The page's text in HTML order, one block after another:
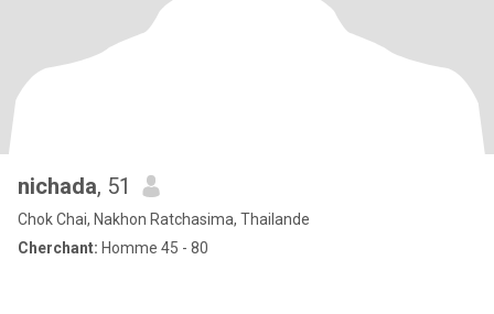
nichada, 51
Chok Chai, Nakhon Ratchasima, Thailande
Cherchant: Homme 45 - 80